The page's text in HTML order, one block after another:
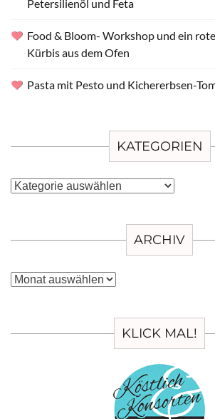
Petersilienöl und Feta
Food & Bloom- Workshop und ein
Kürbis aus dem Ofen
Pasta mit Pesto und Kichererbsen-
KATEGORIEN
Kategorien
ARCHIV
Archiv
KLICK MAL!